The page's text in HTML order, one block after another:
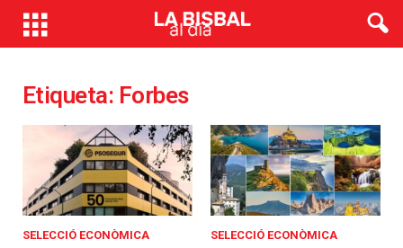
Etiqueta: Forbes
SELECCIÓ ECONÒMICA SELECCIÓ ECONÒMICA